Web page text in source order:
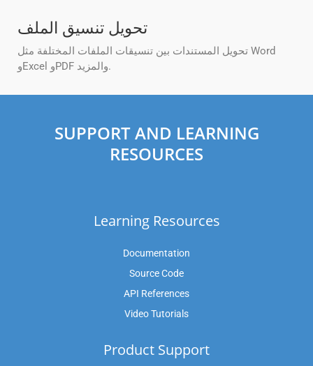
تحويل تنسيق الملف
تحويل المستندات بين تنسيقات الملفات المختلفة مثل Word
وExcel وPDF والمزيد.
SUPPORT AND LEARNING
RESOURCES
Learning Resources
Documentation
Source Code
API References
Video Tutorials
Product Support